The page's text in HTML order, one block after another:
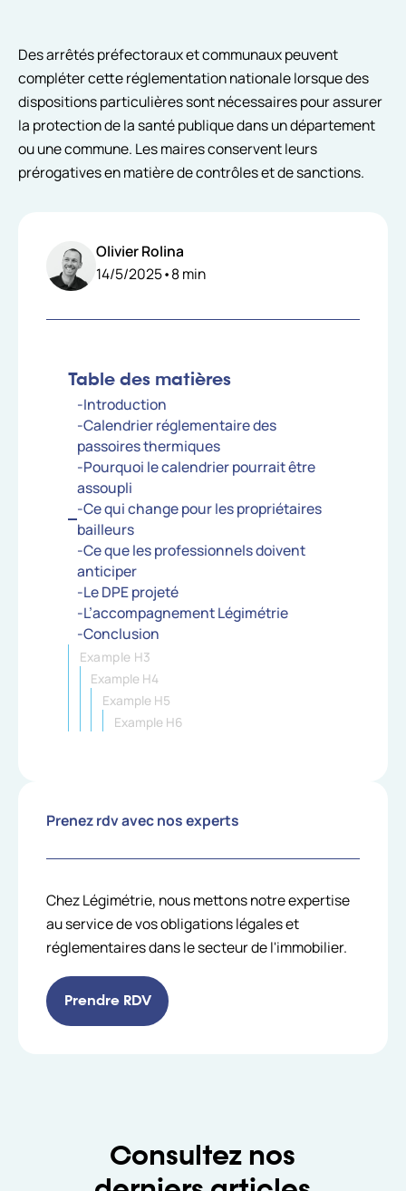
Olivier Rolina
14/5/2025•8min
Table des matières
-Introduction
-Calendrier réglementaire des
passoires thermiques
-Pourquoi le calendrier pourrait être
assoupli
-Ce qui change pour les propriétaires
bailleurs
-Ce que les professionnels doivent
anticiper
-Le DPE projeté
-L’accompagnement Légimétrie
-Conclusion
Example H3
Example H4
Example H5
Example H6
Prenez rdv avec nos experts
Chez Légimétrie, nous mettons notre expertise
au service de vos obligations légales et
réglementaires dans le secteur de l'immobilier.
Prendre RDV
Des arrêtés préfectoraux et communaux peuvent
compléter cette réglementation nationale lorsque des
dispositions particulières sont nécessaires pour assurer
la protection de la santé publique dans un département
ou une commune. Les maires conservent leurs
prérogatives en matière de contrôles et de sanctions.
Consultez nos